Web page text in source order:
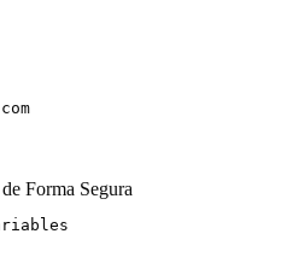
Forma Segura